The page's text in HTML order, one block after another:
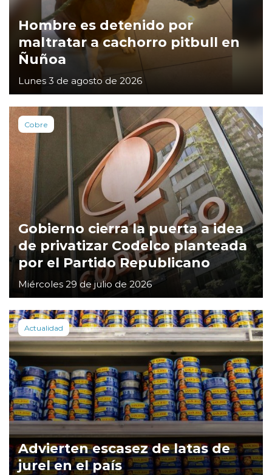
Hombre es detenido por
maltratar a cachorro pitbull en
Ñuñoa
Lunes 3 de agosto de 2026
Cobre
Gobierno cierra la puerta a idea
de privatizar Codelco planteada
por el Partido Republicano
Miércoles 29 de julio de 2026
Actualidad
Advierten escasez de latas de
jurel en el país